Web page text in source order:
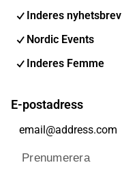
Inderes nyhetsbrev
Nordic Events
Inderes Femme
E-postadress
Prenumerera